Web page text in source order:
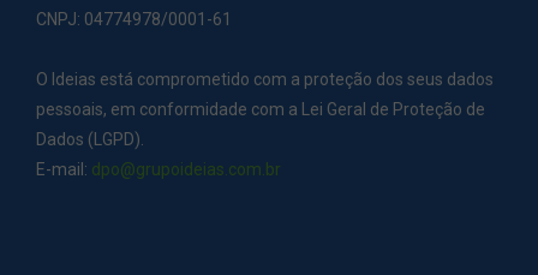
CNPJ: 04774978/0001-61
O Ideias está comprometido com a proteção dos seus dados
pessoais, em conformidade com a Lei Geral de Proteção de
Dados (LGPD).
E-mail: dpo@grupoideias.com.br